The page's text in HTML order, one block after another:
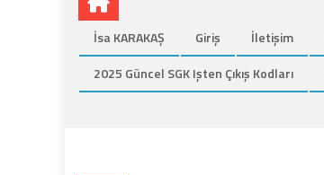
İsa KARAKAŞ Giriş İletişim
2025 Güncel SGK Işten Çıkış Kodları